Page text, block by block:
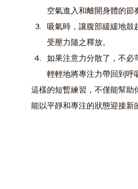
空氣進入和離開身體的節
吸氣時，讓腹部緩緩地鼓
受壓力隨之釋放。
如果注意力分散了，不必
輕輕地將專注力帶回到呼
這樣的短暫練習，不僅能幫助
能以平靜和專注的狀態迎接新